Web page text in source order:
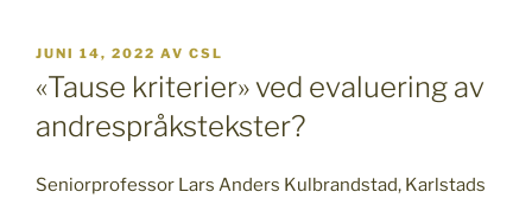
PUBLICERAT
JUNI 14, 2022 AV CSL
«Tause kriterier» ved evaluering av
andrespråkstekster?
Seniorprofessor Lars Anders Kulbrandstad, Karlstads